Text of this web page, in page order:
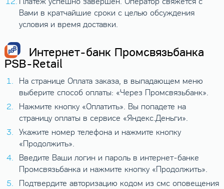
Вами в кратчайшие сроки с целью обсуждения
условия и время доставки.
Интернет-банк Промсвязьбанка
PSB-Retail
На странице Оплата заказа, в выпадающем меню
выберите способ оплаты: «Через Промсвязьбанк».
Нажмите кнопку «Оплатить». Вы попадете на
страницу оплаты в сервисе «Яндекс.Деньги».
Укажите номер телефона и нажмите кнопку
«Продолжить».
Введите Ваши логин и пароль в интернет-банке
Промсвязьбанка и нажмите кнопку «Продолжить».
Подтвердите авторизацию кодом из смс оповещения